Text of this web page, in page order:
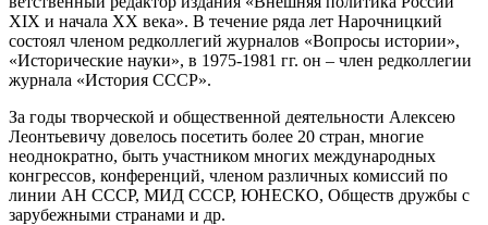
XIX и на­ча­ла XX ве­ка». В течение ряда лет Нарочницкий
состоял членом редколлегий журналов «Вопросы истории»,
«Исторические науки», в 1975-1981 гг. он – член редколлегии
журнала «История СССР».
За годы творческой и общественной деятельности Алексею
Леонтьевичу довелось посетить более 20 стран, многие
неоднократно, быть участником многих международных
конгрессов, конференций, членом различных комиссий по
линии АН СССР, МИД СССР, ЮНЕСКО, Обществ дружбы с
зарубежными странами и др.